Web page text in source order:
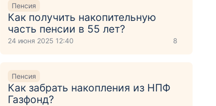
Пенсия
Как получить накопительную
часть пенсии в 55 лет?
24 июня 2025 12:40 8
Пенсия
Как забрать накопления из НПФ
Газфонд?